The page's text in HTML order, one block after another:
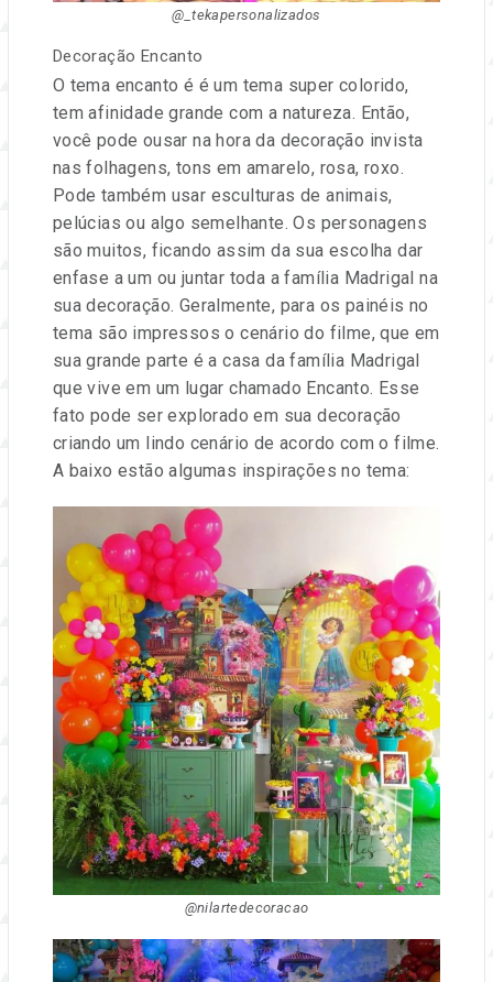
@_tekapersonalizados
Decoração Encanto
O tema encanto é é um tema super colorido,
tem afinidade grande com a natureza. Então,
você pode ousar na hora da decoração invista
nas folhagens, tons em amarelo, rosa, roxo.
Pode também usar esculturas de animais,
pelúcias ou algo semelhante. Os personagens
são muitos, ficando assim da sua escolha dar
enfase a um ou juntar toda a família Madrigal na
sua decoração. Geralmente, para os painéis no
tema são impressos o cenário do filme, que em
sua grande parte é a casa da família Madrigal
que vive em um lugar chamado Encanto. Esse
fato pode ser explorado em sua decoração
criando um lindo cenário de acordo com o filme.
A baixo estão algumas inspirações no tema:
@nilartedecoracao